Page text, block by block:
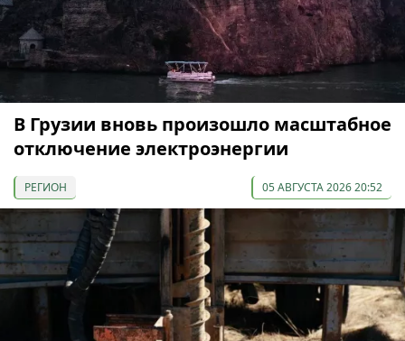
В Грузии вновь произошло масштабное
отключение электроэнергии
РЕГИОН 05 АВГУСТА 2026 20:52